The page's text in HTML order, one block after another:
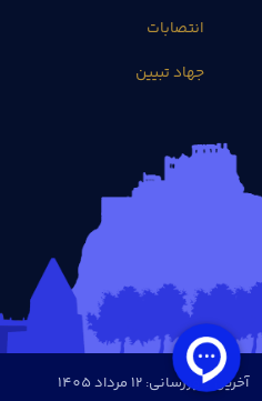
انتصابات
جهاد تبیین
آخرین بروزرسانی: 12 مرداد 1405